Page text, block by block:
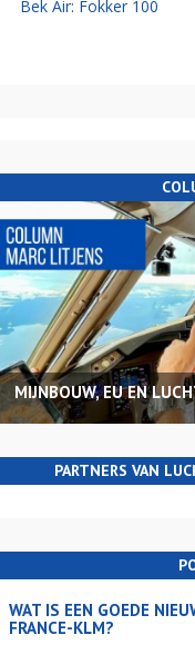
Bek Air: Fokker 100
MIJNBOUW, EU EN
PARTNERS VAN
WAT IS EEN GOEDE
FRANCE-KLM?